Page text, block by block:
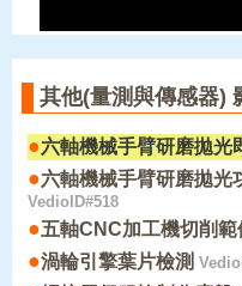
其他(量測與傳感器)
●六軸機械手臂研磨拋光
●六軸機械手臂研磨拋光
VedioID#518
●五軸CNC加工機切削範
●渦輪引擎葉片檢測